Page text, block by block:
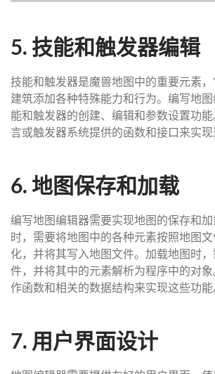
5. 技能和触发器编辑
技能和触发器是魔兽地图中的重要元素
建筑添加各种特殊能力和行为。编写地
能和触发器的创建、编辑和参数设置功
言或触发器系统提供的函数和接口来实现
6. 地图保存和加载
编写地图编辑器需要实现地图的保存和
时，需要将地图中的各种元素按照地图
化，并将其写入地图文件。加载地图时
件，并将其中的元素解析为程序中的对
作函数和相关的数据结构来实现这些功能
7. 用户界面设计